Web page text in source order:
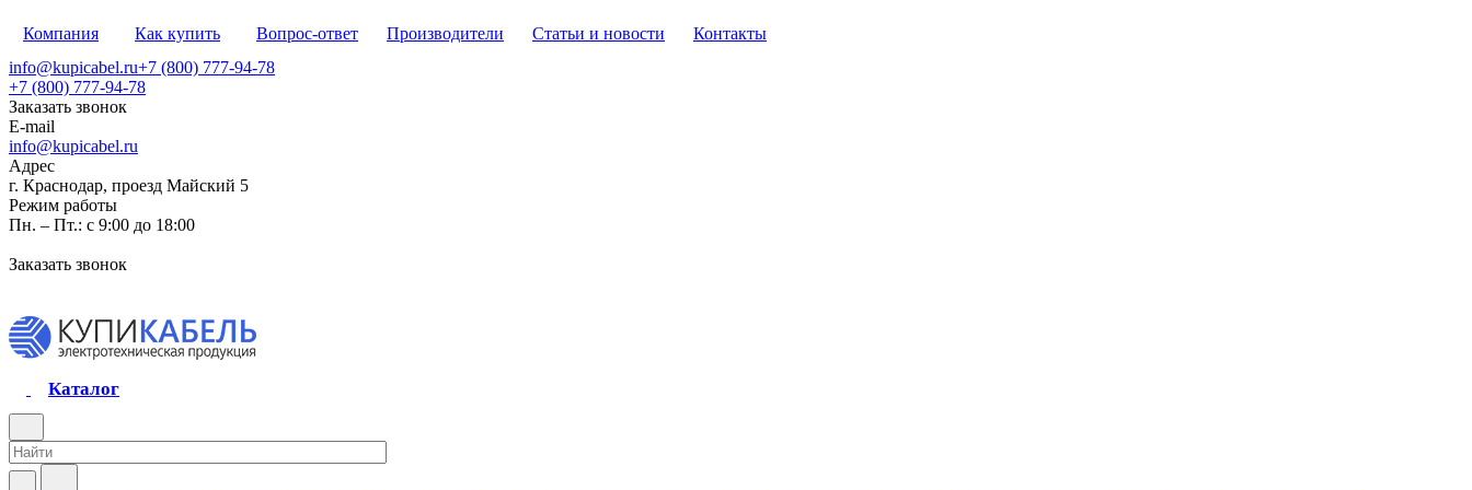
Компания Как купить Вопрос-ответ Производители Статьи и новости
Контакты
info@kupicabel.ru+7 (800) 777-94-78
+7 (800) 777-94-78
Заказать звонок
E-mail
info@kupicabel.ru
Адрес
г. Краснодар, проезд Майский 5
Режим работы
Пн. – Пт.: с 9:00 до 18:00
Заказать звонок
Каталог